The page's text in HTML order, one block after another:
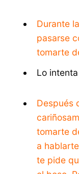
Durante
pasarse
tomarte
Lo
Después
tomarte
a
te pide